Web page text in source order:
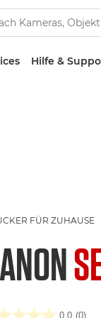
Hilfe &
FÜR ZUHAUSE
0.0 (0)